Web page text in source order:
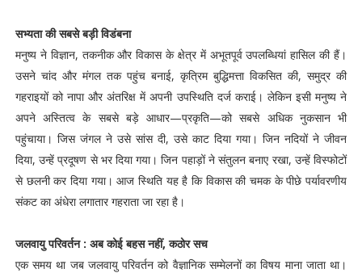
सभ्यता की सबसे बड़ी विडंबना
मनुष्य ने विज्ञान, तकनीक और विकास के क्षेत्र में अभूतपूर्व उपलब्धियां हासिल की हैं।
उसने चांद और मंगल तक पहुंच बनाई, कृत्रिम बुद्धिमत्ता विकसित की, समुद्र की
गहराइयों को नापा और अंतरिक्ष में अपनी उपस्थिति दर्ज कराई। लेकिन इसी मनुष्य ने
अपने अस्तित्व के सबसे बड़े आधार—प्रकृति—को सबसे अधिक नुकसान भी
पहुंचाया। जिस जंगल ने उसे सांस दी, उसे काट दिया गया। जिन नदियों ने जीवन
दिया, उन्हें प्रदूषण से भर दिया गया। जिन पहाड़ों ने संतुलन बनाए रखा, उन्हें विस्फोटों
से छलनी कर दिया गया। आज स्थिति यह है कि विकास की चमक के पीछे पर्यावरणीय
संकट का अंधेरा लगातार गहराता जा रहा है।
जलवायु परिवर्तन : अब कोई बहस नहीं, कठोर सच
एक समय था जब जलवायु परिवर्तन को वैज्ञानिक सम्मेलनों का विषय माना जाता था।